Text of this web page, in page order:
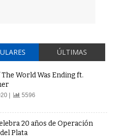
ÚLTIMAS
The World Was Ending ft.
| 5596
20 años de Operación
Plata